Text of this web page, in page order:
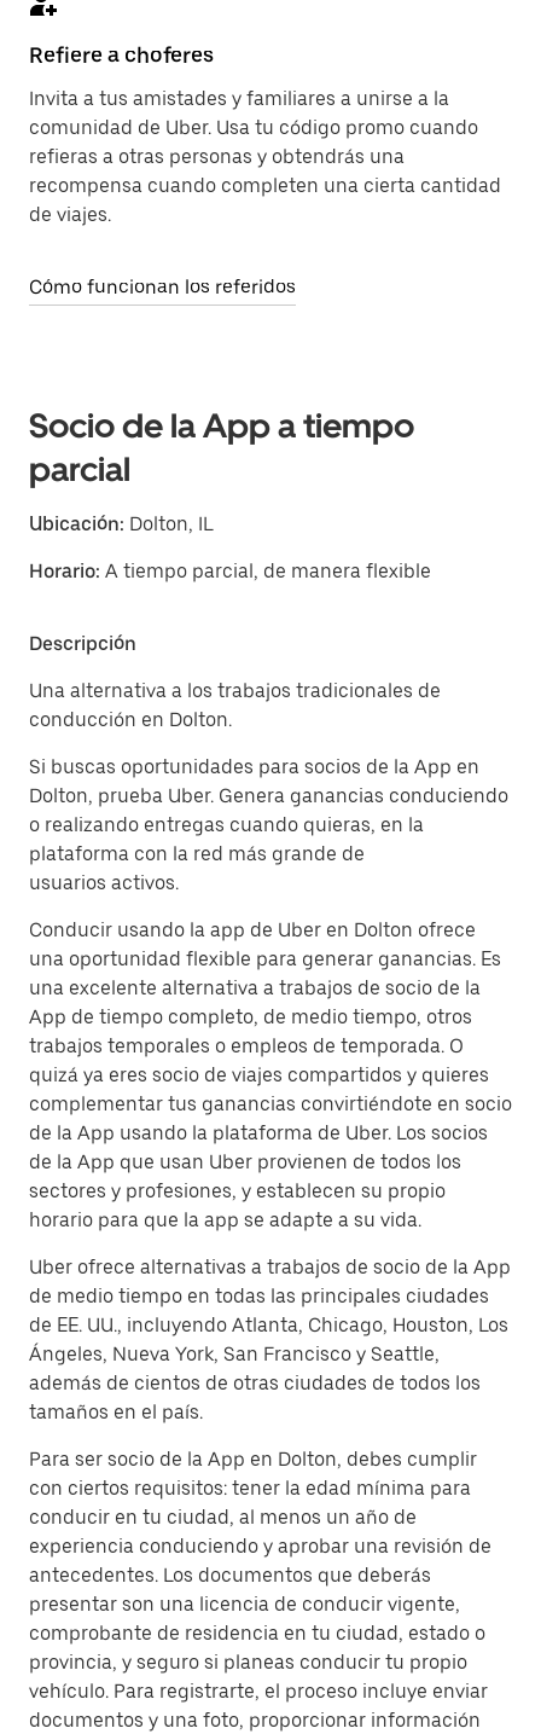
Refiere a choferes
Invita a tus amistades y familiares a unirse a la
comunidad de Uber. Usa tu código promo cuando
refieras a otras personas y obtendrás una
recompensa cuando completen una cierta cantidad
de viajes.
Cómo funcionan los referidos
Socio de la App a tiempo
parcial
Ubicación: Dolton, IL
Horario: A tiempo parcial, de manera flexible
Descripción
Una alternativa a los trabajos tradicionales de
conducción en Dolton.
Si buscas oportunidades para socios de la App en
Dolton, prueba Uber. Genera ganancias conduciendo
o realizando entregas cuando quieras, en la
plataforma con la red más grande de
usuarios activos.
Conducir usando la app de Uber en Dolton ofrece
una oportunidad flexible para generar ganancias. Es
una excelente alternativa a trabajos de socio de la
App de tiempo completo, de medio tiempo, otros
trabajos temporales o empleos de temporada. O
quizá ya eres socio de viajes compartidos y quieres
complementar tus ganancias convirtiéndote en socio
de la App usando la plataforma de Uber. Los socios
de la App que usan Uber provienen de todos los
sectores y profesiones, y establecen su propio
horario para que la app se adapte a su vida.
Uber ofrece alternativas a trabajos de socio de la App
de medio tiempo en todas las principales ciudades
de EE. UU., incluyendo Atlanta, Chicago, Houston, Los
Ángeles, Nueva York, San Francisco y Seattle,
además de cientos de otras ciudades de todos los
tamaños en el país.
Para ser socio de la App en Dolton, debes cumplir
con ciertos requisitos: tener la edad mínima para
conducir en tu ciudad, al menos un año de
experiencia conduciendo y aprobar una revisión de
antecedentes. Los documentos que deberás
presentar son una licencia de conducir vigente,
comprobante de residencia en tu ciudad, estado o
provincia, y seguro si planeas conducir tu propio
vehículo. Para registrarte, el proceso incluye enviar
documentos y una foto, proporcionar información